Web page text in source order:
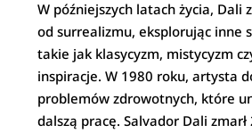
W późniejszych latach życia, Dali
od surrealizmu, eksplorując inne
takie jak klasycyzm, mistycyzm
inspiracje. W 1980 roku, artysta
problemów zdrowotnych, które
dalszą pracę. Salvador Dali